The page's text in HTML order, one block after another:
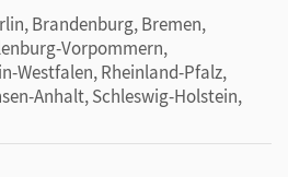
Brandenburg, Bremen,
Vorpommern,
Westfalen, Rheinland-Pfalz,
Anhalt, Schleswig-Holstein,